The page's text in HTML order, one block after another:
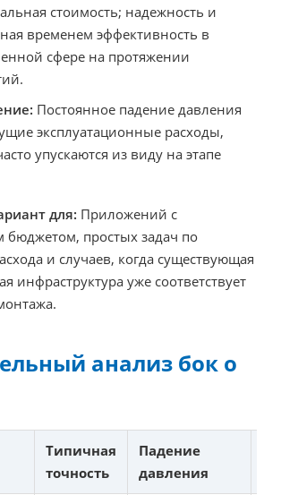
стоимость; надежность и
временем эффективность в
сфере на протяжении
Постоянное падение давления
эксплуатационные расходы,
упускаются из виду на этапе
для: Приложений с
бюджетом, простых задач по
и случаев, когда существующая
инфраструктура уже соответствует
анализ бок о
Типичная
точность
Падение
давления